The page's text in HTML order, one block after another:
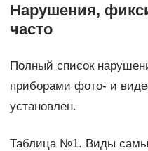
Нарушения,
часто
Полный список
приборами фото- и
установлен.
Таблица №1. Виды